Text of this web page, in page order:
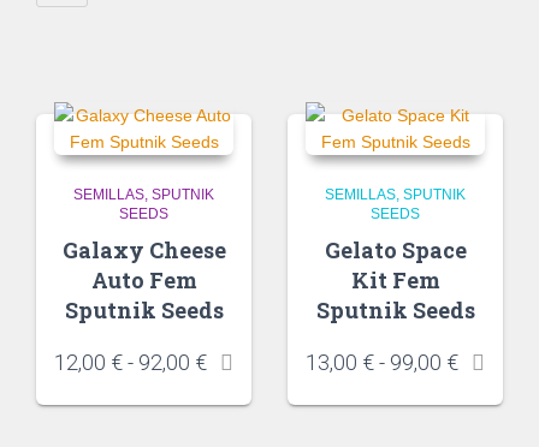
SEMILLAS SPUTNIK
SEEDS
Galaxy Cheese
Auto Fem
Sputnik Seeds
12,00 €- 92,00 €
SEMILLAS SPUTNIK
SEEDS
Gelato Space
Kit Fem
Sputnik Seeds
13,00 €- 99,00 €